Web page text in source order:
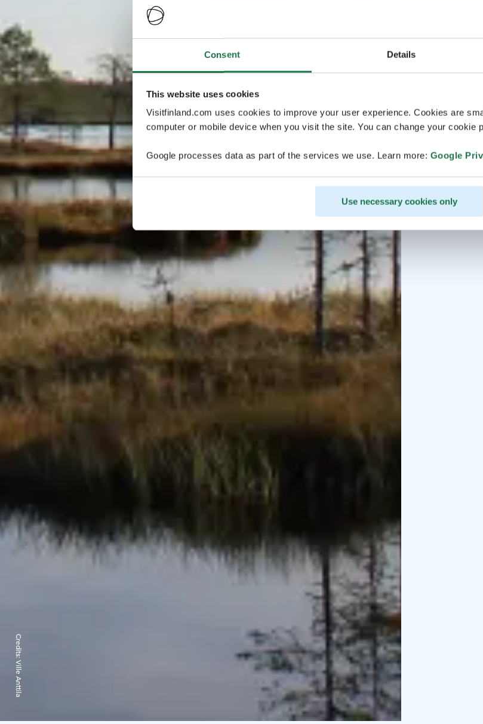
Consent Details
This website uses cookies
Visitfinland.com uses cookies to improve your user experience. Cookies are
computer or mobile device when you visit the site. You can change your cookie
Google processes data as part of the services we use. Learn more: Google
Use necessary cookies only
Credits:
Ville Anttila